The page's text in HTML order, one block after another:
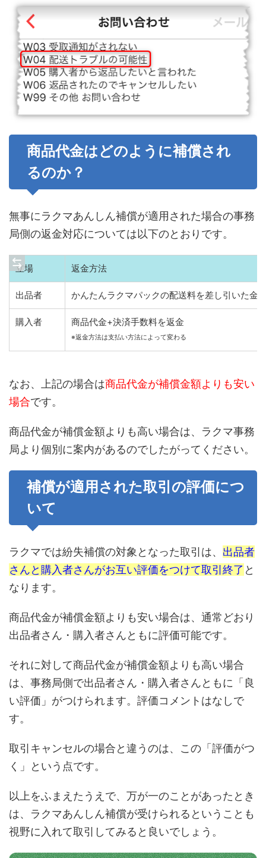
商品代金はどのように補償され
るのか？
無事にラクマあんしん補償が適用された場合の事務
局側の返金対応については以下のとおりです。
立場 返金方法
出品者 かんたんラクマパックの配送料を差し引いた金
購入者 商品代金+決済手数料を返金
※返金方法は支払い方法によって変わる
なお、上記の場合は商品代金が補償金額よりも安い
場合です。
商品代金が補償金額よりも高い場合は、ラクマ事務
局より個別に案内があるのでしたがってください。
補償が適用された取引の評価につ
いて
ラクマでは紛失補償の対象となった取引は、 出品者
さんと購入者さんがお互い評価をつけて取引終了 と
なります。
商品代金が補償金額よりも安い場合は、通常どおり
出品者さん・購入者さんともに評価可能です。
それに対して商品代金が補償金額よりも高い場合
は、事務局側で出品者さん・購入者さんともに「良
い評価」がつけられます。評価コメントはなしで
す。
取引キャンセルの場合と違うのは、この「評価がつ
く」という点です。
以上をふまえたうえで、万が一のことがあったとき
は、ラクマあんしん補償が受けられるということも
視野に入れて取引してみると良いでしょう。